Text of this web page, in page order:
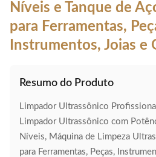
Níveis e Tanque de
para Ferramentas,
Instrumentos, Joias e
Resumo do Produto
Limpador Ultrassônico
Limpador Ultrassônico com
Níveis, Máquina de Limpeza
para Ferramentas, Peças,